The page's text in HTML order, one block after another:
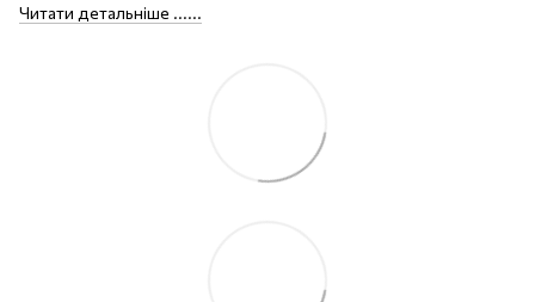
Читати детальніше ......